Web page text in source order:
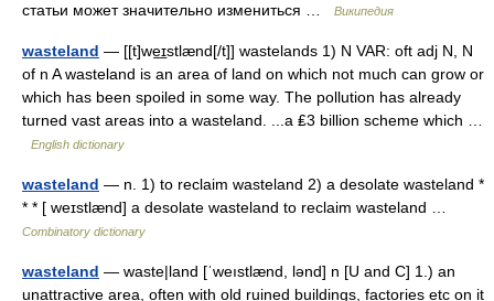
статьи может значительно измениться …
Википедия
wasteland — [[t]we͟ɪstlænd[/t]] wastelands 1) N VAR: oft adj N, N
of n A wasteland is an area of land on which not much can grow or
which has been spoiled in some way. The pollution has already
turned vast areas into a wasteland. ...a ₤3 billion scheme which …
English dictionary
wasteland — n. 1) to reclaim wasteland 2) a desolate wasteland *
* * [ weɪstlænd] a desolate wasteland to reclaim wasteland …
Combinatory dictionary
wasteland — waste|land [ˈweıstlænd, lənd] n [U and C] 1.) an
unattractive area, often with old ruined buildings, factories etc on it